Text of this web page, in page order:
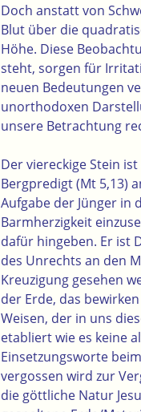
Doch anstatt von
Blut über die
Höhe. Diese
steht, sorgen für
neuen Bedeutungen
unorthodoxen
unsere Betrachtung
Der viereckige Stein ist
Bergpredigt (Mt 5,13)
Aufgabe der Jünger in
Barmherzigkeit
dafür hingeben. Er ist
des Unrechts an den
Kreuzigung gesehen
der Erde, das
Weisen, der in uns
etabliert wie es keine
Einsetzungsworte
vergossen wird zur
die göttliche Natur